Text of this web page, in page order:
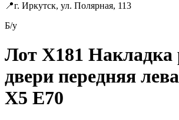
📍г. Иркутск, ул. Полярная, 113
Б/у
Лот X181 Накладка
двери передняя
X5 E70